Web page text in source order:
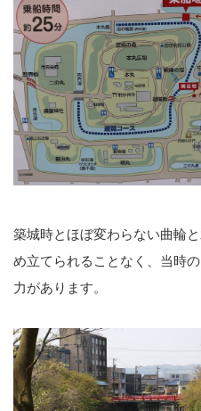
築城時とほぼ変わらない曲輪
め立てられることなく、当時
力があります。